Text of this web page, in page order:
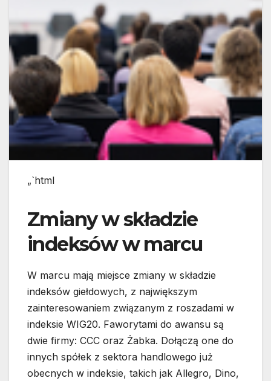
„`html
Zmiany w składzie
indeksów w marcu
W marcu mają miejsce zmiany w składzie
indeksów giełdowych, z największym
zainteresowaniem związanym z roszadami w
indeksie WIG20. Faworytami do awansu są
dwie firmy: CCC oraz Żabka. Dołączą one do
innych spółek z sektora handlowego już
obecnych w indeksie, takich jak Allegro, Dino,